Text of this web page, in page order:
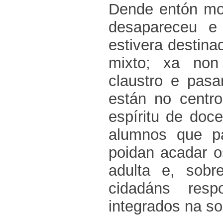
Dende entón
desapareceu
estivera
mixto; xa non
claustro e
están no
espíritu de
alumnos que
poidan acadar
adulta e,
cidadáns
integrados na